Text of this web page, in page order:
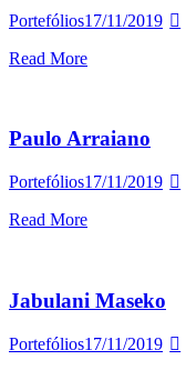
Portefólios17/11/2019
Read More
Paulo Arraiano
Portefólios17/11/2019
Read More
Jabulani Maseko
Portefólios17/11/2019